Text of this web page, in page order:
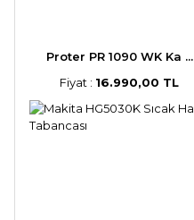
Proter PR 1090 WK Ka ...
Fiyat : 16.990,00 TL